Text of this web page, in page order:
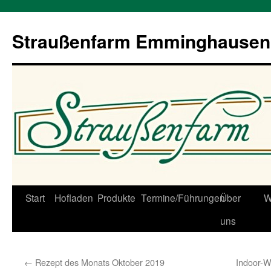
Straußenfarm Emminghausen
Zum
Start Hofladen Produkte Termine/FührungenÜber
uns
← Rezept des Monats Oktober 2019 Indoor-